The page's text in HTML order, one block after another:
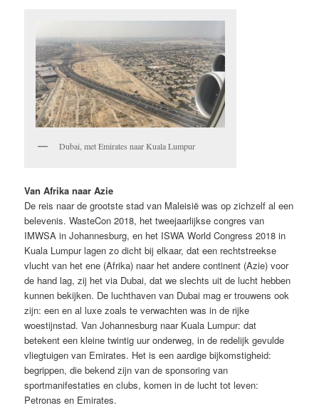
Dubai, met Emirates naar Kuala Lumpur
Van Afrika naar Azie
De reis naar de grootste stad van Maleisië was op zichzelf al een
belevenis. WasteCon 2018, het tweejaarlijkse congres van
IMWSA in Johannesburg, en het ISWA World Congress 2018 in
Kuala Lumpur lagen zo dicht bij elkaar, dat een rechtstreekse
vlucht van het ene (Afrika) naar het andere continent (Azie) voor
de hand lag, zij het via Dubai, dat we slechts uit de lucht hebben
kunnen bekijken. De luchthaven van Dubai mag er trouwens ook
zijn: een en al luxe zoals te verwachten was in de rijke
woestijnstad. Van Johannesburg naar Kuala Lumpur: dat
betekent een kleine twintig uur onderweg, in de redelijk gevulde
vliegtuigen van Emirates. Het is een aardige bijkomstigheid:
begrippen, die bekend zijn van de sponsoring van
sportmanifestaties en clubs, komen in de lucht tot leven:
Petronas en Emirates.